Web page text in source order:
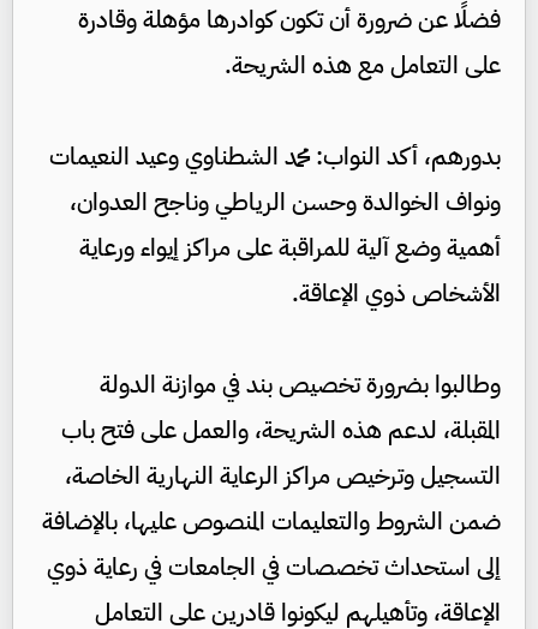
فضلًا عن ضرورة أن تكون كوادرها مؤهلة وقادرة
على التعامل مع هذه الشريحة.
بدورهم، أكد النواب: محمد الشطناوي وعيد النعيمات
ونواف الخوالدة وحسن الرياطي وناجح العدوان،
أهمية وضع آلية للمراقبة على مراكز إيواء ورعاية
الأشخاص ذوي الإعاقة.
وطالبوا بضرورة تخصيص بند في موازنة الدولة
المقبلة، لدعم هذه الشريحة، والعمل على فتح باب
التسجيل وترخيص مراكز الرعاية النهارية الخاصة،
ضمن الشروط والتعليمات المنصوص عليها، بالإضافة
إلى استحداث تخصصات في الجامعات في رعاية ذوي
الإعاقة، وتأهيلهم ليكونوا قادرين على التعامل